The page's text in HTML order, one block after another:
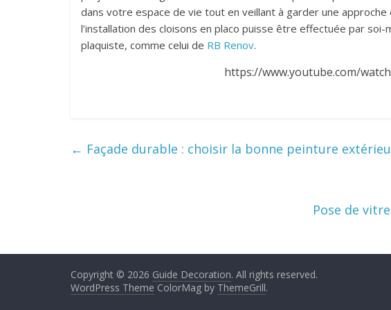
dans votre espace de vie tout en veillant à garder une
l’installation des cloisons en placo puisse être effectuée par
plaquiste, comme celui de RB Renov.
https://www.youtube.com/
← Façade durable : choisir la bonne peinture
Pose de
Copyright © 2026 Guide Decoration. All rights reserved.
WordPress Theme ColorMag by ThemeGrill.